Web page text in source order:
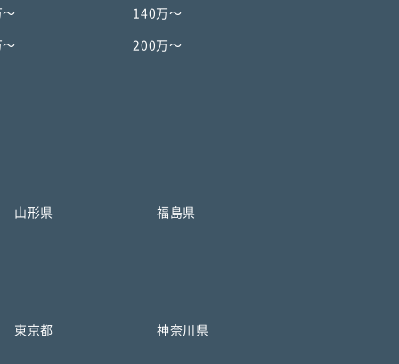
〜 140万〜
〜 200万〜
山形県 福島県
東京都 神奈川県